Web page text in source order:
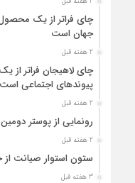
چای فراتر از یک
جهان است
2 هفته قبل
چای لاهیجان فراتر
پیوندهای اجتماعی است
2 هفته قبل
رونمایی از پوستر
2 هفته قبل
ستون استوار صیانت
3 هفته قبل